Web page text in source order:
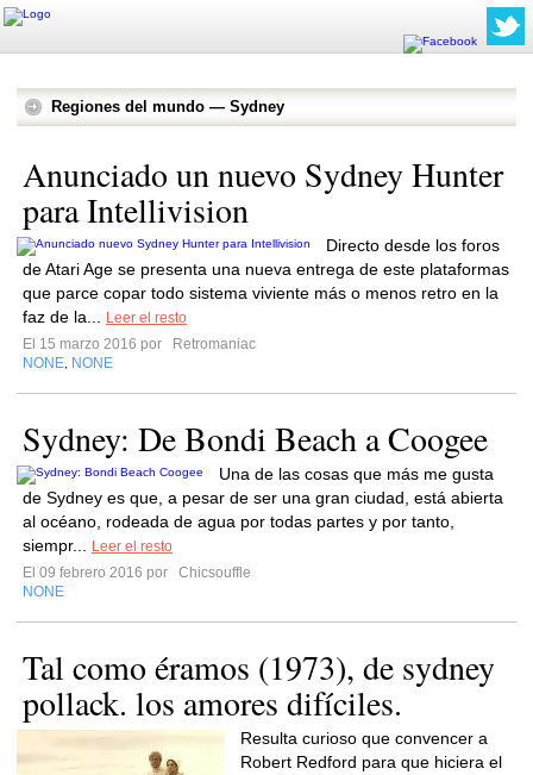
Regiones del mundo — Sydney
Anunciado un nuevo Sydney Hunter
para Intellivision
Directo desde los foros
de Atari Age se presenta una nueva entrega de este plataformas
que parce copar todo sistema viviente más o menos retro en la
faz de la...
Leer el resto
El 15 marzo 2016 por
Retromaniac
NONE NONE
Sydney: De Bondi Beach a Coogee
Una de las cosas que más me gusta
de Sydney es que, a pesar de ser una gran ciudad, está abierta
al océano, rodeada de agua por todas partes y por tanto,
siempr...
Leer el resto
El 09 febrero 2016 por
Chicsouffle
NONE
Tal como éramos (1973), de sydney
pollack. los amores difíciles.
Resulta curioso que convencer a
Robert Redford para que hiciera el